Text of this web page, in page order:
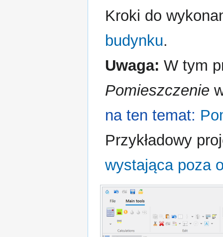
Kroki do
budynku.
Uwaga: W tym
Pomieszczenie
na ten temat:
Przykładowy
wystająca poza